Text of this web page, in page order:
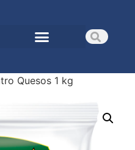
Quesos 1 kg